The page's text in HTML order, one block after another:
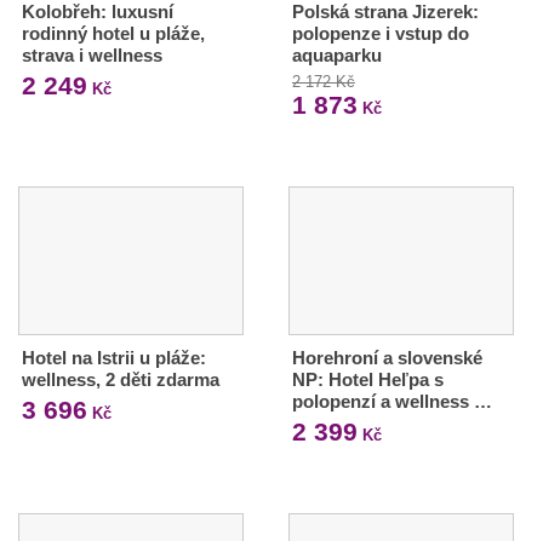
Kolobřeh: luxusní
rodinný hotel u pláže,
strava i wellness
2 249 Kč
Polská strana Jizerek:
polopenze i vstup do
aquaparku
2 172 Kč
1 873 Kč
Hotel na Istrii u pláže:
wellness, 2 děti zdarma
3 696 Kč
Horehroní a slovenské
NP: Hotel Heľpa s
polopenzí a wellness …
2 399 Kč